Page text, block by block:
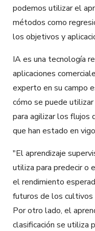
podemos utilizar el
métodos como
los objetivos y
IA es una tecnología
aplicaciones
experto en su campo
cómo se puede
para agilizar los flujos
que han estado en
"El aprendizaje
utiliza para predecir o
el rendimiento
futuros de los
Por otro lado, el
clasificación se utiliza